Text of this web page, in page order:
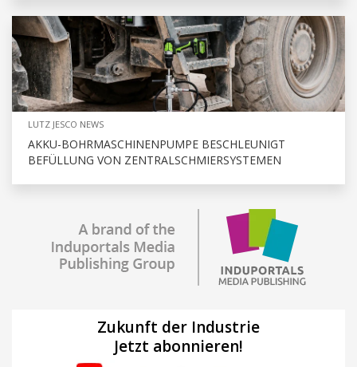
LUTZ JESCO NEWS
AKKU-BOHRMASCHINENPUMPE BESCHLEUNIGT
BEFÜLLUNG VON ZENTRALSCHMIERSYSTEMEN
Zukunft der Industrie
Jetzt abonnieren!